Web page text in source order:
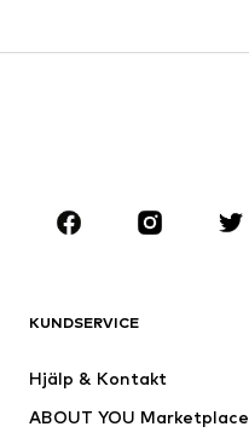
Kjolar
Premium
Nytt
KUNDSERVICE
Hjälp & Kontakt
ABOUT YOU Marketplace